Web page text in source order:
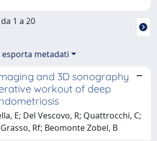
1 a 20
esporta metadati
and 3D sonography
workout of deep
E; Del Vescovo, R; Quattrocchi, C;
Rf; Beomonte Zobel, B